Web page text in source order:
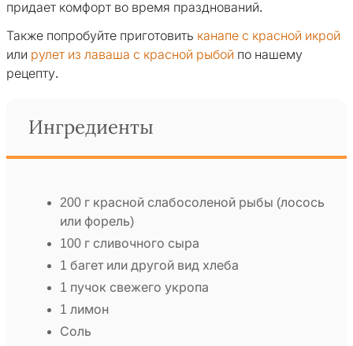
придает комфорт во время празднований.
Также попробуйте приготовить канапе с красной икрой
или рулет из лаваша с красной рыбой по нашему
рецепту.
Ингредиенты
200 г красной слабосоленой рыбы (лосось
или форель)
100 г сливочного сыра
1 багет или другой вид хлеба
1 пучок свежего укропа
1 лимон
Соль